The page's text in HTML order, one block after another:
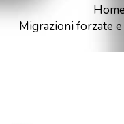
Home
Migrazioni forzate